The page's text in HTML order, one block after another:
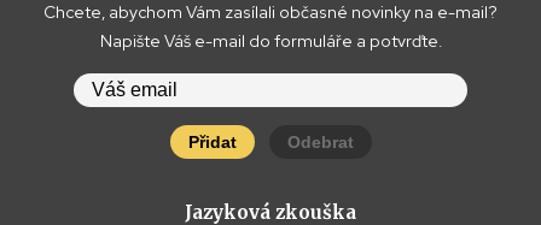
Chcete, abychom Vám zasílali občasné novinky na e-mail?
Napište Váš e-mail do formuláře a potvrďte.
Přidat Odebrat
Jazyková zkouška